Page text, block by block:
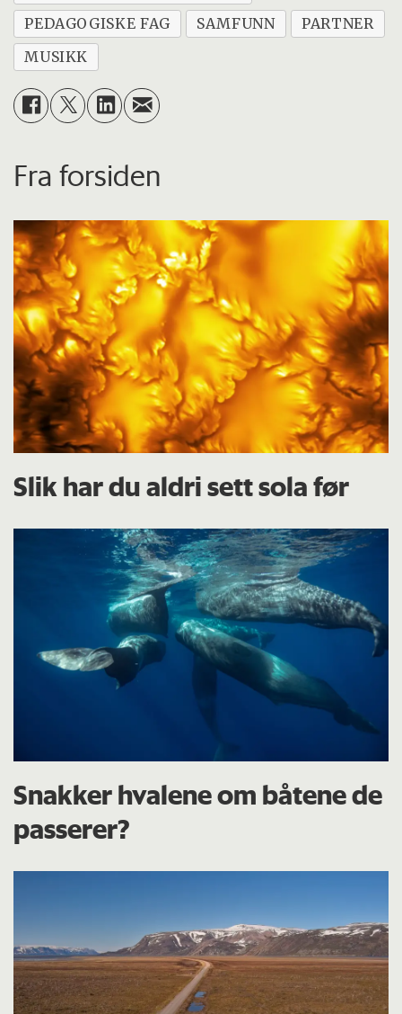
PEDAGOGISKE FAG
SAMFUNN
PARTNER
MUSIKK
Fra forsiden
Slik har du aldri sett sola før
Snakker hvalene om båtene de
passerer?